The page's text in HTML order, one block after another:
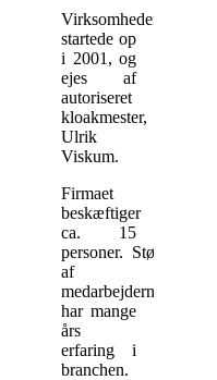
Virksomheden
startede op
i 2001, og
ejes af
autoriseret
kloakmester,
Ulrik
Viskum.
Firmaet
beskæftiger
ca. 15
personer. Størstedelen
af
medarbejderne
har mange
års
erfaring i
branchen.